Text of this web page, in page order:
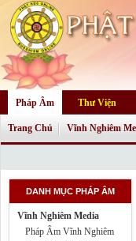
Pháp Âm Thư Viện
Trang Chủ Vĩnh Nghiêm
DANH MỤC PHÁP ÂM
Vĩnh Nghiêm Media
Pháp Âm Vĩnh Nghiêm